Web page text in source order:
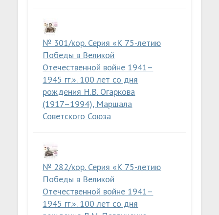
№ 301/кор. Серия «К 75-летию
Победы в Великой
Отечественной войне 1941–
1945 гг.». 100 лет со дня
рождения Н.В. Огаркова
(1917–1994), Маршала
Советского Союза
№ 282/кор. Серия «К 75-летию
Победы в Великой
Отечественной войне 1941–
1945 гг.». 100 лет со дня